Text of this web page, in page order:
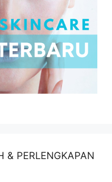
& PERLENGKAPAN